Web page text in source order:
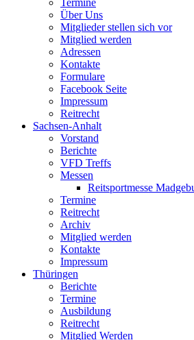
Termine
Über Uns
Mitglieder stellen sich vor
Mitglied werden
Adressen
Kontakte
Formulare
Facebook Seite
Impressum
Reitrecht
Sachsen-Anhalt
Vorstand
Berichte
VFD Treffs
Messen
Reitsportmesse
Termine
Reitrecht
Archiv
Mitglied werden
Kontakte
Impressum
Thüringen
Berichte
Termine
Ausbildung
Reitrecht
Mitglied Werden